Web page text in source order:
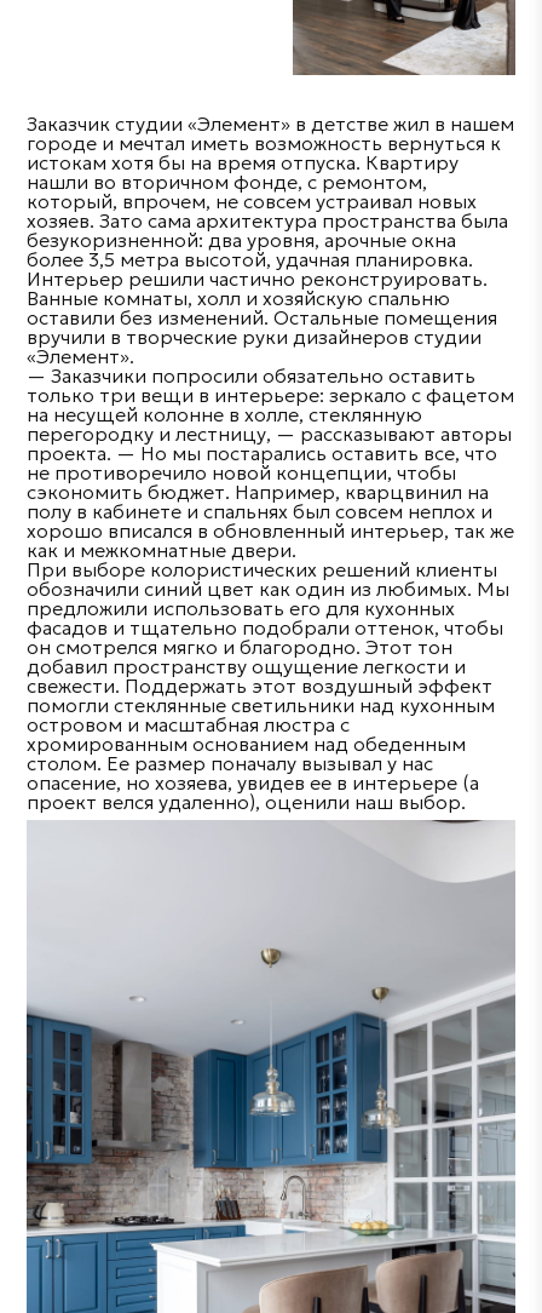
Заказчик студии «Элемент» в детстве жил в нашем
городе и мечтал иметь возможность вернуться к
истокам хотя бы на время отпуска. Квартиру
нашли во вторичном фонде, с ремонтом,
который, впрочем, не совсем устраивал новых
хозяев. Зато сама архитектура пространства была
безукоризненной: два уровня, арочные окна
более 3,5 метра высотой, удачная планировка.
Интерьер решили частично реконструировать.
Ванные комнаты, холл и хозяйскую спальню
оставили без изменений. Остальные помещения
вручили в творческие руки дизайнеров студии
«Элемент».
— Заказчики попросили обязательно оставить
только три вещи в интерьере: зеркало с фацетом
на несущей колонне в холле, стеклянную
перегородку и лестницу, — рассказывают авторы
проекта. — Но мы постарались оставить все, что
не противоречило новой концепции, чтобы
сэкономить бюджет. Например, кварцвинил на
полу в кабинете и спальнях был совсем неплох и
хорошо вписался в обновленный интерьер, так же
как и межкомнатные двери.
При выборе колористических решений клиенты
обозначили синий цвет как один из любимых. Мы
предложили использовать его для кухонных
фасадов и тщательно подобрали оттенок, чтобы
он смотрелся мягко и благородно. Этот тон
добавил пространству ощущение легкости и
свежести. Поддержать этот воздушный эффект
помогли стеклянные светильники над кухонным
островом и масштабная люстра с
хромированным основанием над обеденным
столом. Ее размер поначалу вызывал у нас
опасение, но хозяева, увидев ее в интерьере (а
проект велся удаленно), оценили наш выбор.